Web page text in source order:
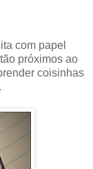
com papel
próximos ao
coisinhas